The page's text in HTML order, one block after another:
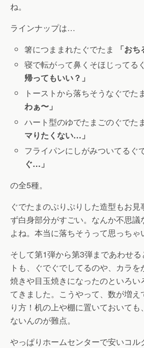
ね。
ラインナップは…
箸につままれたぐでたま
「お
寝で転がって鼻くそほじってる
帰ってもいい？」
トーストから落ちそうなぐでたま
わぁ〜」
ハート型のゆでたまごのぐでたま
マりたくない…」
フライパンにしがみついてるぐ
ぐ…」
の全5種。
ぐでたまのぷりぷりした造型もお見
ず白身部分がすごい。なんか不思議
よね。本当に落ちそうって思っちゃ
そして第1弾から第3弾まであわせ
トも、ぐでぐでしてるのや、カラ
焼きや目玉焼きになったのといろい
てきました。こうやって、数が増
り方！机の上や棚に置いておいても
ないんのが難点。
やっぱりホームセンターで安いコル